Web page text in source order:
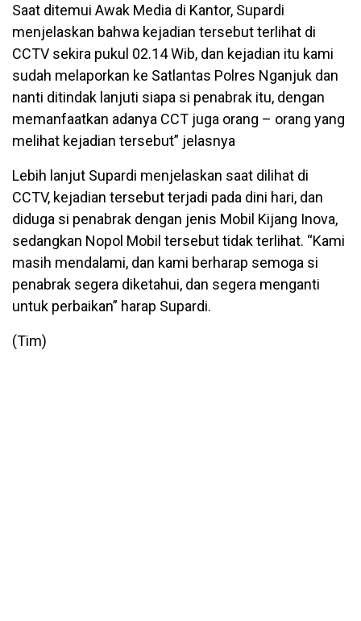
Saat ditemui Awak Media di Kantor, Supardi
menjelaskan bahwa kejadian tersebut terlihat di
CCTV sekira pukul 02.14 Wib, dan kejadian itu kami
sudah melaporkan ke Satlantas Polres Nganjuk dan
nanti ditindak lanjuti siapa si penabrak itu, dengan
memanfaatkan adanya CCT juga orang – orang yang
melihat kejadian tersebut” jelasnya
Lebih lanjut Supardi menjelaskan saat dilihat di
CCTV, kejadian tersebut terjadi pada dini hari, dan
diduga si penabrak dengan jenis Mobil Kijang Inova,
sedangkan Nopol Mobil tersebut tidak terlihat. “Kami
masih mendalami, dan kami berharap semoga si
penabrak segera diketahui, dan segera menganti
untuk perbaikan” harap Supardi.
(Tim)